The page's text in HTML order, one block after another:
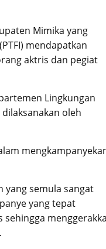
Mimika yang
mendapatkan
aktris dan pegiat
Lingkungan
oleh
yang semula sangat
yang tepat